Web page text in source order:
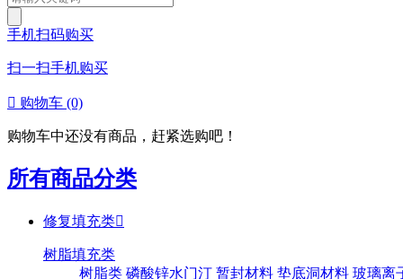
手机扫码购买
扫一扫手机购买
 购物车 (0)
购物车中还没有商品，赶紧选购吧！
所有商品分类
修复填充类
树脂填充类
树脂类 磷酸锌水门汀 暂封材料 垫底洞材料 玻璃离